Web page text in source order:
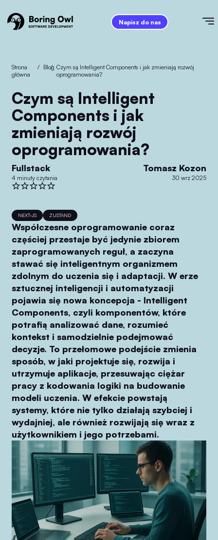
Napisz do nas
Strona
główna
/ Blog
/ Czym są Intelligent Components i jak zmieniają rozwój
oprogramowania?
Czym są Intelligent
Components i jak
zmieniają rozwój
oprogramowania?
Fullstack
4 minuty czytania
Tomasz Kozon
30 wrz 2025
NEXT-JS ZUSTAND
Współczesne oprogramowanie coraz
częściej przestaje być jedynie zbiorem
zaprogramowanych reguł, a zaczyna
stawać się inteligentnym organizmem
zdolnym do uczenia się i adaptacji. W erze
sztucznej inteligencji i automatyzacji
pojawia się nowa koncepcja - Intelligent
Components, czyli komponentów, które
potrafią analizować dane, rozumieć
kontekst i samodzielnie podejmować
decyzje. To przełomowe podejście zmienia
sposób, w jaki projektuje się, rozwija i
utrzymuje aplikacje, przesuwając ciężar
pracy z kodowania logiki na budowanie
modeli uczenia. W efekcie powstają
systemy, które nie tylko działają szybciej i
wydajniej, ale również rozwijają się wraz z
użytkownikiem i jego potrzebami.